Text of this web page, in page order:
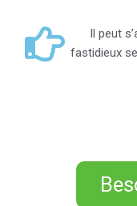
Il peut
fastidieux